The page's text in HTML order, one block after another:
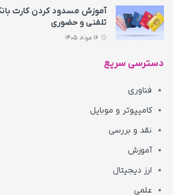
آموزش مسدود کردن کارت
تلفنی و حضوری
دسترسی سریع
فناوری
کامپیوتر و موبایل
نقد و بررسی
آموزش
ارز دیجیتال
علمی